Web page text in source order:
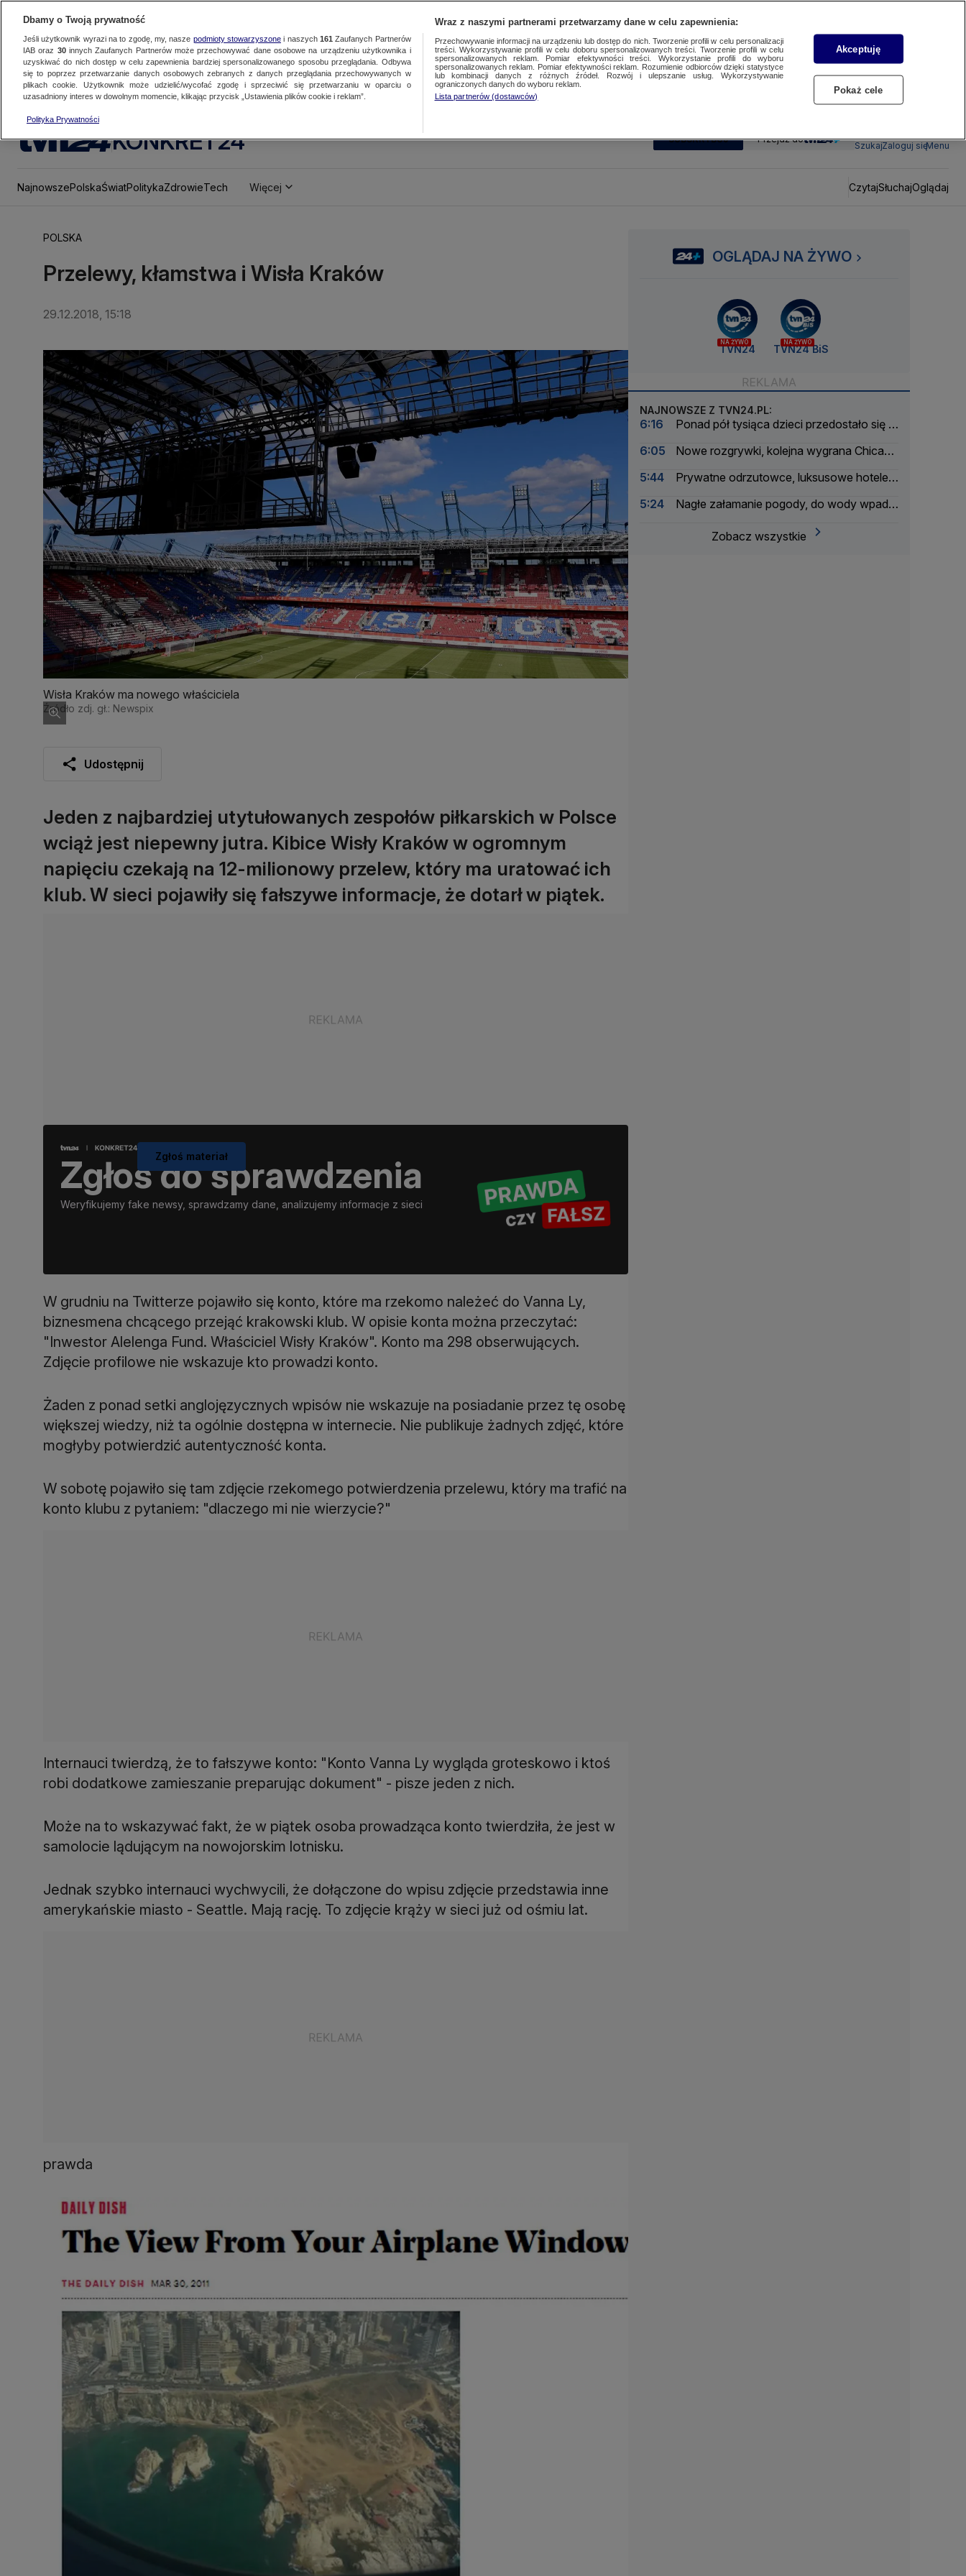
KONKRET24 SUBSKRYBUJ Przejdź do
SzukajZaloguj sięMenu
NajnowszePolskaŚwiatPolitykaZdrowieTech Więcej CzytajSłuchajOglądaj
POLSKA
Przelewy, kłamstwa i Wisła Kraków
29.12.2018, 15:18
Wisła Kraków ma nowego właściciela
Źródło zdj. gł.: Newspix
Udostępnij
Jeden z najbardziej utytułowanych zespołów piłkarskich w Polsce
wciąż jest niepewny jutra. Kibice Wisły Kraków w ogromnym
napięciu czekają na 12-milionowy przelew, który ma uratować ich
klub. W sieci pojawiły się fałszywe informacje, że dotarł w piątek.
Zgłoś do sprawdzenia
Weryfikujemy fake newsy, sprawdzamy dane, analizujemy informacje z sieci
Zgłoś materiał
W grudniu na Twitterze pojawiło się konto, które ma rzekomo należeć do Vanna Ly,
biznesmena chcącego przejąć krakowski klub. W opisie konta można przeczytać:
"Inwestor Alelenga Fund. Właściciel Wisły Kraków". Konto ma 298 obserwujących.
Zdjęcie profilowe nie wskazuje kto prowadzi konto.
Żaden z ponad setki anglojęzycznych wpisów nie wskazuje na posiadanie przez tę osobę
większej wiedzy, niż ta ogólnie dostępna w internecie. Nie publikuje żadnych zdjęć, które
mogłyby potwierdzić autentyczność konta.
W sobotę pojawiło się tam zdjęcie rzekomego potwierdzenia przelewu, który ma trafić na
konto klubu z pytaniem: "dlaczego mi nie wierzycie?"
Internauci twierdzą, że to fałszywe konto: "Konto Vanna Ly wygląda groteskowo i ktoś
robi dodatkowe zamieszanie preparując dokument" - pisze jeden z nich.
Może na to wskazywać fakt, że w piątek osoba prowadząca konto twierdziła, że jest w
samolocie lądującym na nowojorskim lotnisku.
Jednak szybko internauci wychwycili, że dołączone do wpisu zdjęcie przedstawia inne
amerykańskie miasto - Seattle. Mają rację. To zdjęcie krąży w sieci już od ośmiu lat.
OGLĄDAJ NA ŻYWO
NA ŻYWO
TVN24
NA ŻYWO
TVN24 BiS
NAJNOWSZE Z TVN24.PL:
6:16
Ponad pół tysiąca dzieci przedostało się z
6:05
Nowe rozgrywki, kolejna wygrana Chicago
5:44
Prywatne odrzutowce, luksusowe hotele.
5:24
Nagłe załamanie pogody, do wody wpadło
Zobacz wszystkie
Dbamy o Twoją prywatność
Jeśli użytkownik wyrazi na to zgodę, my, nasze podmioty stowarzyszonei naszych 161 Zaufanych Partnerów
IAB oraz 30innych Zaufanych Partnerów może przechowywać dane osobowe na urządzeniu użytkownika i
uzyskiwać do nich dostęp w celu zapewnienia bardziej spersonalizowanego sposobu przeglądania. Odbywa
się to poprzez przetwarzanie danych osobowych zebranych z danych przeglądania przechowywanych w
plikach cookie. Użytkownik może udzielić/wycofać zgodę i sprzeciwić się przetwarzaniu w oparciu o
uzasadniony interes w dowolnym momencie, klikając przycisk „Ustawienia plików cookie i reklam”.
Polityka Prywatności
Wraz z naszymi partnerami przetwarzamy dane w celu zapewnienia:
Przechowywanie informacji na urządzeniu lub dostęp do nich. Tworzenie profili w celu personalizacji
treści. Wykorzystywanie profili w celu doboru spersonalizowanych treści. Tworzenie profili w celu
spersonalizowanych reklam. Pomiar efektywności treści. Wykorzystanie profili do wyboru
spersonalizowanych reklam. Pomiar efektywności reklam. Rozumienie odbiorców dzięki statystyce
lub kombinacji danych z różnych źródeł. Rozwój i ulepszanie usług. Wykorzystywanie
ograniczonych danych do wyboru reklam.
Lista partnerów (dostawców)
Akceptuję
Pokaż cele